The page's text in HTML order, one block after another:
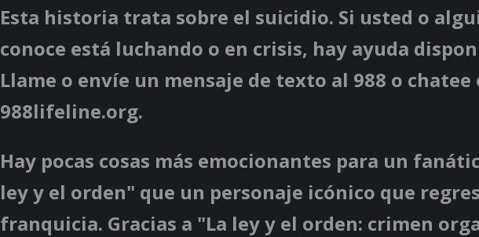
Esta historia trata sobre el suicidio. Si usted o
conoce está luchando o en crisis, hay ayuda
Llame o envíe un mensaje de texto al 988 o chatee
988lifeline.org.
Hay pocas cosas más emocionantes para un
ley y el orden" que un personaje icónico que
franquicia. Gracias a "La ley y el orden: crimen